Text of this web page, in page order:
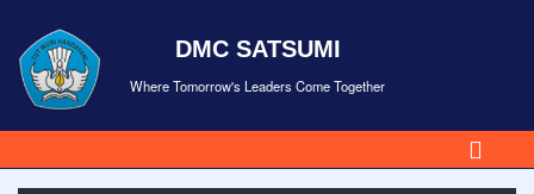
DMC SATSUMI
Where Tomorrow's Leaders Come Together